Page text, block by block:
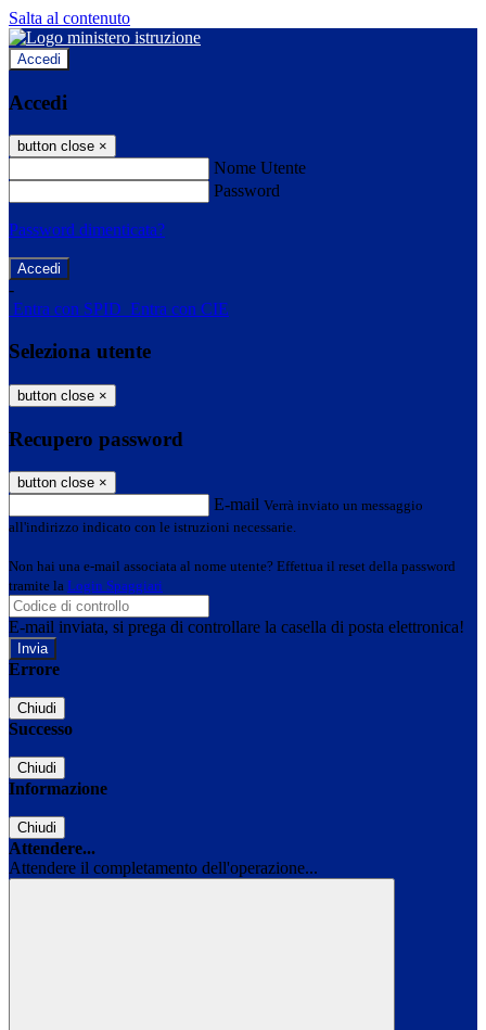
Salta al contenuto
Accedi
Accedi
button close ×
Nome Utente
Password
Password dimenticata?
-
Entra con SPID Entra con CIE
Seleziona utente
button close ×
Recupero password
button close ×
E-mail Verrà inviato un messaggio
all'indirizzo indicato con le istruzioni necessarie.
Non hai una e-mail associata al nome utente? Effettua il reset della password
tramite la Login Spaggiari
E-mail inviata, si prega di controllare la casella di posta elettronica!
Errore
Chiudi
Successo
Chiudi
Informazione
Chiudi
Attendere...
Attendere il completamento dell'operazione...